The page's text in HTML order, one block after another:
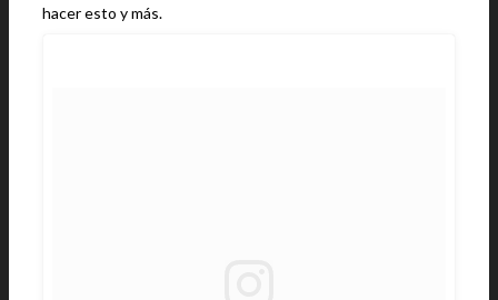
hacer esto y más.